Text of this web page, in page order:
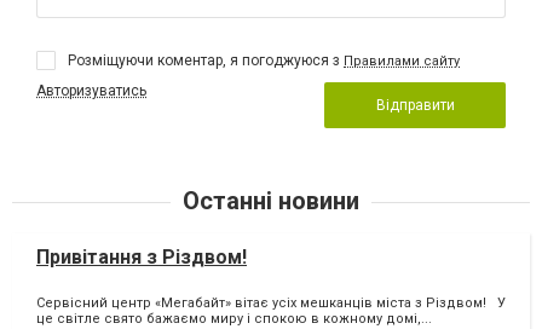
Розміщуючи коментар, я погоджуюся з Правилами сайту
Авторизуватись
Відправити
Останні новини
Привітання з Різдвом!
Сервісний центр «Мегабайт» вітає усіх мешканців міста з Різдвом! У
це світле свято бажаємо миру і спокою в кожному домі,...